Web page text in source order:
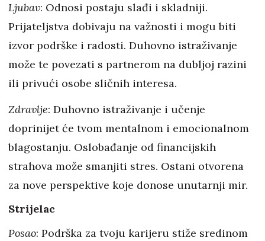
Ljubav: Odnosi postaju slađi i skladniji.
Prijateljstva dobivaju na važnosti i mogu biti
izvor podrške i radosti. Duhovno istraživanje
može te povezati s partnerom na dubljoj razini
ili privući osobe sličnih interesa.
Zdravlje: Duhovno istraživanje i učenje
doprinijet će tvom mentalnom i emocionalnom
blagostanju. Oslobađanje od financijskih
strahova može smanjiti stres. Ostani otvorena
za nove perspektive koje donose unutarnji mir.
Strijelac
Posao: Podrška za tvoju karijeru stiže sredinom